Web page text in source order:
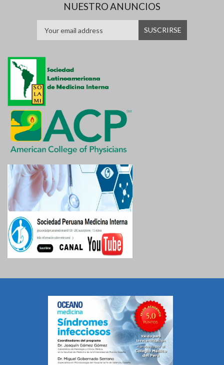
NUESTRO ANUNCIOS